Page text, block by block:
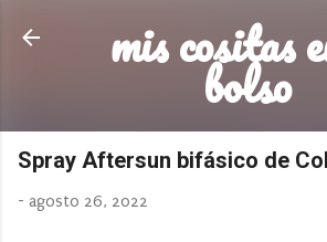
Ir al contenido principal
mis cositas
bolso
Spray Aftersun bifásico de
- agosto 26, 2022